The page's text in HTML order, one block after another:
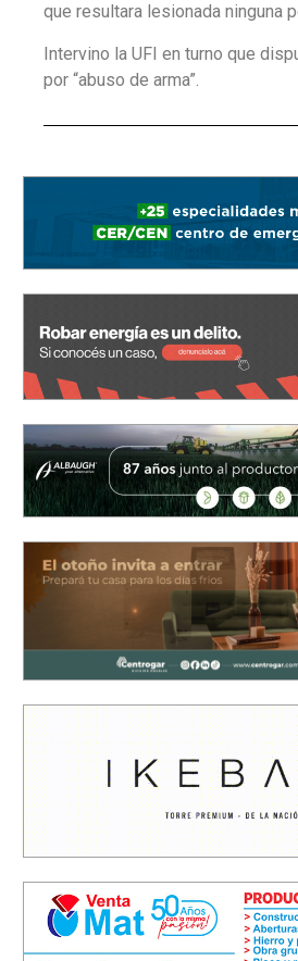
que resultara lesionada ninguna
Intervino la UFI en turno que
por “abuso de arma”.